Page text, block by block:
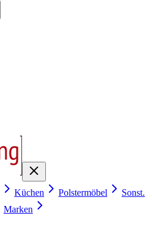
Küchen Polstermöbel
Sonst.
Marken